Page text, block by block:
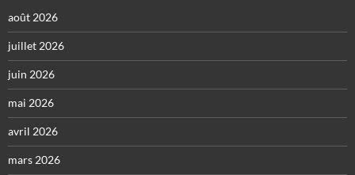
août 2026
juillet 2026
juin 2026
mai 2026
avril 2026
mars 2026